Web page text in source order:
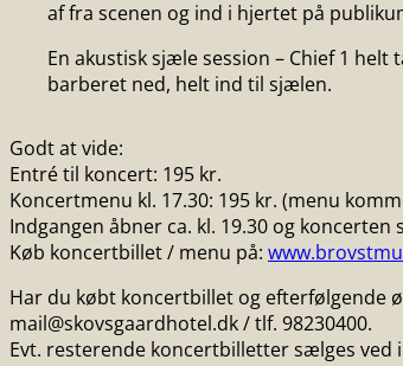
af fra scenen og ind i hjertet på
En akustisk sjæle session – Chief 1 helt
barberet ned, helt ind til sjælen.
Godt at vide:
Entré til koncert: 195 kr.
Koncertmenu kl. 17.30: 195 kr. (menu
Indgangen åbner ca. kl. 19.30 og koncerten
Køb koncertbillet / menu på:
Har du købt koncertbillet og efterfølgende
mail@skovsgaardhotel.dk / tlf. 98230400.
Evt. resterende koncertbilletter sælges ved